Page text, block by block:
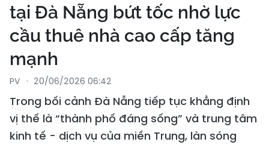
tại Đà Nẵng bứt tốc nhờ lực
cầu thuê nhà cao cấp tăng
mạnh
PV 20/06/2026 06:42
Trong bối cảnh Đà Nẵng tiếp tục khẳng định
vị thế là “thành phố đáng sống” và trung tâm
kinh tế - dịch vụ của miền Trung, làn sóng